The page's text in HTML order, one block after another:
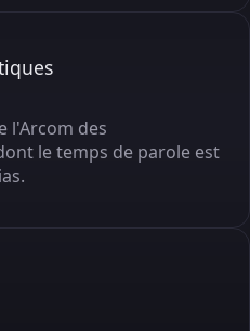
l'Arcom des
le temps de parole est